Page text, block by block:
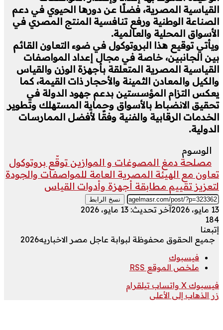
القياسية المصرية، فضلًا عن دورها الحيوي في دعم
الصناعة الوطنية ورفع تنافسية المنتج المصري في
الأسواق المحلية والعالمية.
ويأتي توقيع هذا البروتوكول في ضوء التعاون القائم
بين الجانبين، خاصة في مجال إعداد المواصفات
القياسية المصرية المتعلقة بأجهزة الوزن والقياس
والكيل والمعادن الثمينة والأحجار ذات القيمة، كما
يعكس التزام المؤسستين بدعم جهود الدولة في
تحقيق الانضباط بالأسواق وحماية المستهلك وتطوير
الخدمات الرقابية والفنية وفقًا لأفضل الممارسات
الدولية.
الوسوم
مصلحة دمغ المصوغات و الموازين توقّع بروتوكول
تعاون مع الهيئة المصرية العامة للمواصفات والجودة
لتعزيز تقييم مطابقة أجهزة وأدوات القياس
نسخ الرابط
13 مايو، 2026
آخر تحديث: 13 مايو، 2026
184
إتبعنا
جميع الحقوق محفوظة لبوابة عاجل مصر الاخباريه2026
فيسبوك
ملخص الموقع RSS
فيسبوك ‫X واتساب تيلقرام
زر الذهاب إلى الأعلى